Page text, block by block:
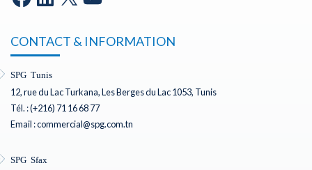
CONTACT & INFORMATION
SPG Tunis
12, rue du Lac Turkana, Les Berges du Lac 1053, Tunis
Tél. : (+216) 71 16 68 77
Email : commercial@spg.com.tn
SPG Sfax